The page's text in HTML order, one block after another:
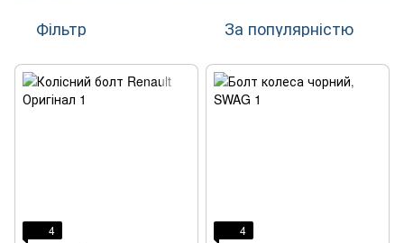
Фільтр За популярністю
4
4